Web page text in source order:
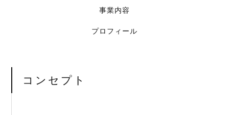
事業内容
プロフィール
コンセプト